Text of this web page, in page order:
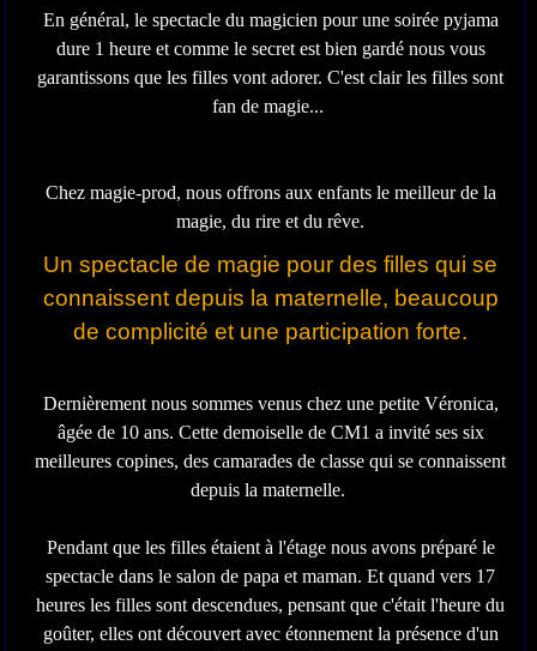
En général, le spectacle du magicien pour une soirée pyjama
dure 1 heure et comme le secret est bien gardé nous vous
garantissons que les filles vont adorer. C'est clair les filles sont
fan de magie...
Chez magie-prod, nous offrons aux enfants le meilleur de la
magie, du rire et du rêve.
Un spectacle de magie pour des filles qui se
connaissent depuis la maternelle, beaucoup
de complicité et une participation forte.
Dernièrement nous sommes venus chez une petite Véronica,
âgée de 10 ans. Cette demoiselle de CM1 a invité ses six
meilleures copines, des camarades de classe qui se connaissent
depuis la maternelle.
Pendant que les filles étaient à l'étage nous avons préparé le
spectacle dans le salon de papa et maman. Et quand vers 17
heures les filles sont descendues, pensant que c'était l'heure du
goûter, elles ont découvert avec étonnement la présence d'un